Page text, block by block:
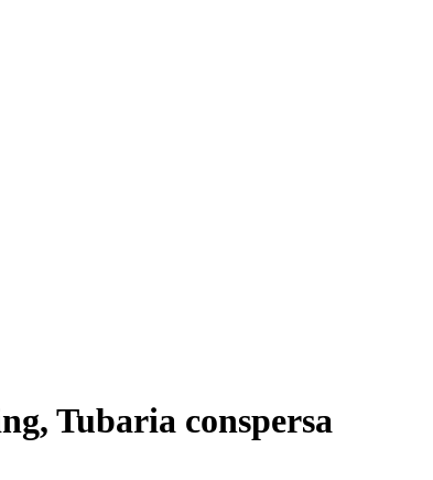
Tubaria conspersa